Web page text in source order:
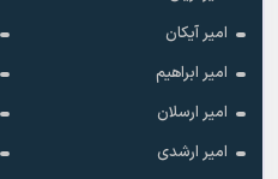
امیر آیکان
امیر ابراهیم
امیر ارسلان
امیر ارشدی